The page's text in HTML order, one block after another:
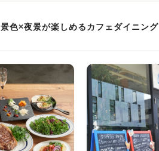
景色×夜景が楽しめるカフェダイニング